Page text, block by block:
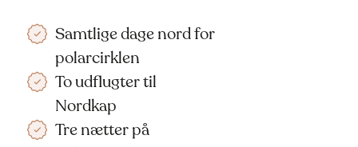
Samtlige dage nord for
polarcirklen
To udflugter til
Nordkap
Tre nætter på